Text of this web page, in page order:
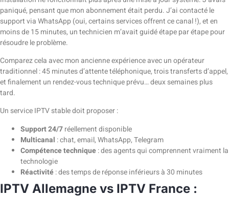
paniqué, pensant que mon abonnement était perdu. J’ai contacté le
support via WhatsApp (oui, certains services offrent ce canal !), et en
moins de 15 minutes, un technicien m’avait guidé étape par étape pour
résoudre le problème.
Comparez cela avec mon ancienne expérience avec un opérateur
traditionnel : 45 minutes d’attente téléphonique, trois transferts d’appel,
et finalement un rendez-vous technique prévu… deux semaines plus
tard.
Un service IPTV stable doit proposer :
Support 24/7réellement disponible
Multicanal : chat, email, WhatsApp, Telegram
Compétence technique: des agents qui comprennent vraiment la
technologie
Réactivité: des temps de réponse inférieurs à 30 minutes
IPTV Allemagne vs IPTV France :